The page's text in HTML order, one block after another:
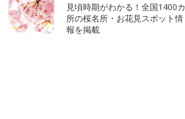
見頃時期がわかる！全国1400カ
所の桜名所・お花見スポット情
報を掲載